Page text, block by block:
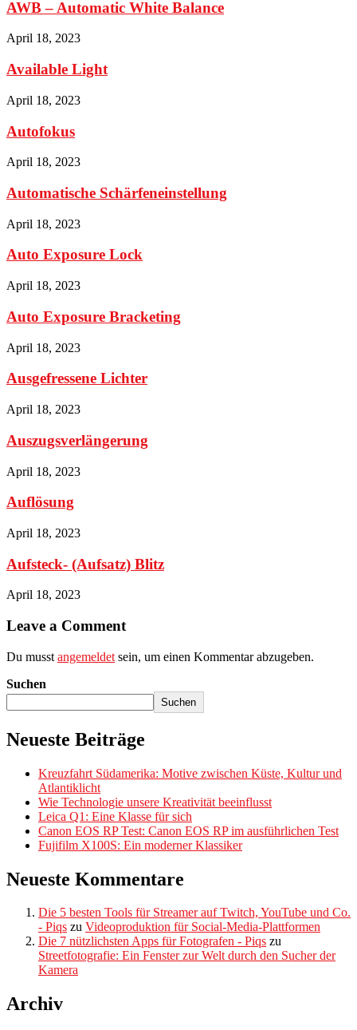
AWB – Automatic White Balance
April 18, 2023
Available Light
April 18, 2023
Autofokus
April 18, 2023
Automatische Schärfeneinstellung
April 18, 2023
Auto Exposure Lock
April 18, 2023
Auto Exposure Bracketing
April 18, 2023
Ausgefressene Lichter
April 18, 2023
Auszugsverlängerung
April 18, 2023
Auflösung
April 18, 2023
Aufsteck- (Aufsatz) Blitz
April 18, 2023
Leave a Comment
Du musst angemeldet sein, um einen Kommentar abzugeben.
Suchen
Suchen
Neueste Beiträge
Kreuzfahrt Südamerika: Motive zwischen Küste, Kultur und
Atlantiklicht
Wie Technologie unsere Kreativität beeinflusst
Leica Q1: Eine Klasse für sich
Canon EOS RP Test: Canon EOS RP im ausführlichen Test
Fujifilm X100S: Ein moderner Klassiker
Neueste Kommentare
Die 5 besten Tools für Streamer auf Twitch, YouTube und Co.
- Piqs zu Videoproduktion für Social-Media-Plattformen
Die 7 nützlichsten Apps für Fotografen - Piqs zu
Streetfotografie: Ein Fenster zur Welt durch den Sucher der
Kamera
Archiv